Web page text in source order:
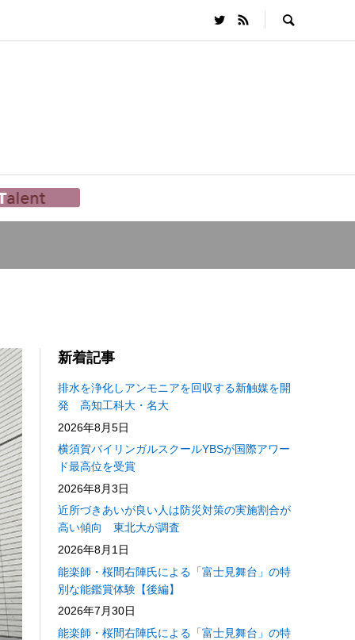
新着記事
排水を浄化しアンモニアを回収する新触媒を開
発 高知工科大・名大
2026年8月5日
横須賀バイリンガルスクールYBSが国際アワー
ド最高位を受賞
2026年8月3日
近所づきあいが良い人は防災対策の実施割合が
高い傾向 東北大が調査
2026年8月1日
能楽師・桜間右陣氏による「富士見舞台」の特
別な能鑑賞体験【後編】
2026年7月30日
能楽師・桜間右陣氏による「富士見舞台」の特